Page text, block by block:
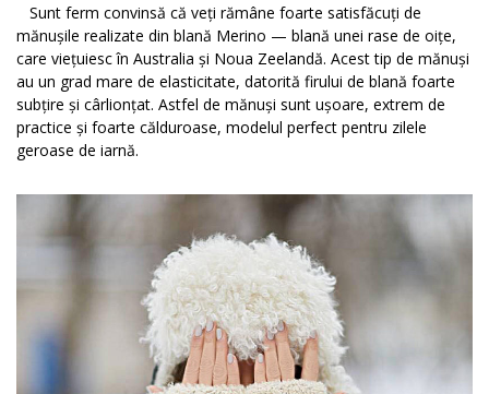
Sunt ferm convinsă că veți rămâne foarte satisfăcuți de
mănușile realizate din blană Merino — blană unei rase de oițe,
care viețuiesc în Australia și Noua Zeelandă. Acest tip de mănuși
au un grad mare de elasticitate, datorită firului de blană foarte
subțire și cârlionțat. Astfel de mănuși sunt ușoare, extrem de
practice și foarte călduroase, modelul perfect pentru zilele
geroase de iarnă.